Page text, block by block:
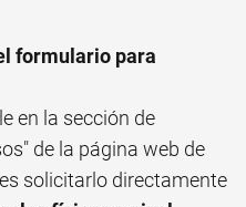
formulario para
en la sección de
de la página web de
solicitarlo directamente